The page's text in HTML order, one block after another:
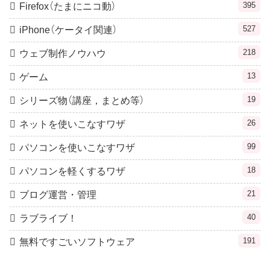
Firefox（たまにニコ動） 395
iPhone（ケータイ関連） 527
ウェブ制作ノウハウ 218
ゲーム 13
シリーズ物（講座，まとめ等） 19
ネットを使いこなすワザ 26
パソコンを使いこなすワザ 99
パソコンを軽くするワザ 18
ブログ運営・管理 21
ラブライブ！ 40
無料ですごいソフトウェア 191